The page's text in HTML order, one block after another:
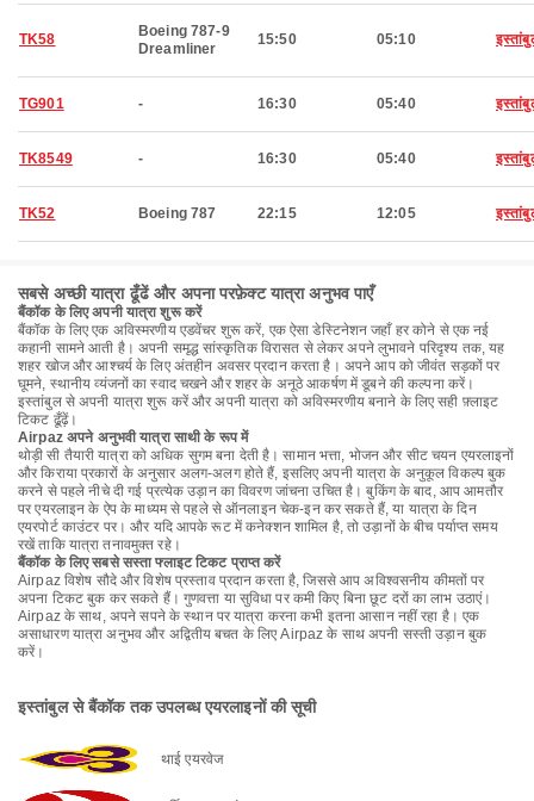
TK58
Boeing 787-9
Dreamliner
15:50 05:10
TG901 - 16:30 05:40
TK8549 - 16:30 05:40
TK52 Boeing 787 22:15 12:05
सबसे अच्छी यात्रा ढूँढें और अपना परफ़ेक्ट यात्रा अनुभव पाएँ
बैंकॉक के लिए अपनी यात्रा शुरू करें
बैंकॉक के लिए एक अविस्मरणीय एडवेंचर शुरू करें, एक ऐसा डेस्टिनेशन जहाँ हर कोने से एक नई
कहानी सामने आती है। अपनी समृद्ध सांस्कृतिक विरासत से लेकर अपने लुभावने परिदृश्य तक, यह
शहर खोज और आश्चर्य के लिए अंतहीन अवसर प्रदान करता है। अपने आप को जीवंत सड़कों पर
घूमने, स्थानीय व्यंजनों का स्वाद चखने और शहर के अनूठे आकर्षण में डूबने की कल्पना करें।
इस्तांबुल से अपनी यात्रा शुरू करें और अपनी यात्रा को अविस्मरणीय बनाने के लिए सही फ़्लाइट
टिकट ढूँढ़ें।
Airpaz अपने अनुभवी यात्रा साथी के रूप में
थोड़ी सी तैयारी यात्रा को अधिक सुगम बना देती है। सामान भत्ता, भोजन और सीट चयन एयरलाइनों
और किराया प्रकारों के अनुसार अलग-अलग होते हैं, इसलिए अपनी यात्रा के अनुकूल विकल्प बुक
करने से पहले नीचे दी गई प्रत्येक उड़ान का विवरण जांचना उचित है। बुकिंग के बाद, आप आमतौर
पर एयरलाइन के ऐप के माध्यम से पहले से ऑनलाइन चेक-इन कर सकते हैं, या यात्रा के दिन
एयरपोर्ट काउंटर पर। और यदि आपके रूट में कनेक्शन शामिल है, तो उड़ानों के बीच पर्याप्त समय
रखें ताकि यात्रा तनावमुक्त रहे।
बैंकॉक के लिए सबसे सस्ता फ्लाइट टिकट प्राप्त करें
Airpaz विशेष सौदे और विशेष प्रस्ताव प्रदान करता है, जिससे आप अविश्वसनीय कीमतों पर
अपना टिकट बुक कर सकते हैं। गुणवत्ता या सुविधा पर कमी किए बिना छूट दरों का लाभ उठाएं।
Airpaz के साथ, अपने सपने के स्थान पर यात्रा करना कभी इतना आसान नहीं रहा है। एक
असाधारण यात्रा अनुभव और अद्वितीय बचत के लिए Airpaz के साथ अपनी सस्ती उड़ान बुक
करें।
इस्तांबुल से बैंकॉक तक उपलब्ध एयरलाइनों की सूची
थाई एयरवेज